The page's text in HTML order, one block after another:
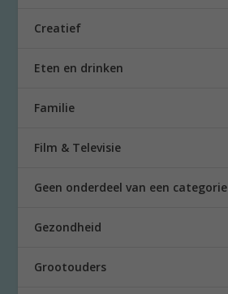
Creatief
Eten en drinken
Familie
Film & Televisie
Geen onderdeel van een categorie
Gezondheid
Grootouders